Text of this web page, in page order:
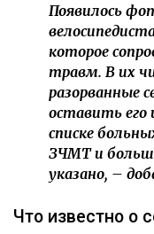
Появилось
которое
травм. В их
разорванные
оставить его
списке
ЗЧМТ и
указано, –
Что известно о